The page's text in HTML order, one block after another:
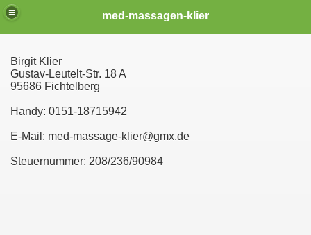
med-massagen-klier
Birgit Klier
Gustav-Leutelt-Str. 18 A
95686 Fichtelberg
Handy: 0151-18715942
E-Mail: med-massage-klier@gmx.de
Steuernummer: 208/236/90984